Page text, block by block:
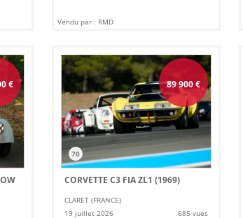
Vendu par : RMD
€ 89 900€
70
CORVETTE C3 FIA ZL1 (1969)
CLARET (FRANCE)
19 juillet 2026
685 vues